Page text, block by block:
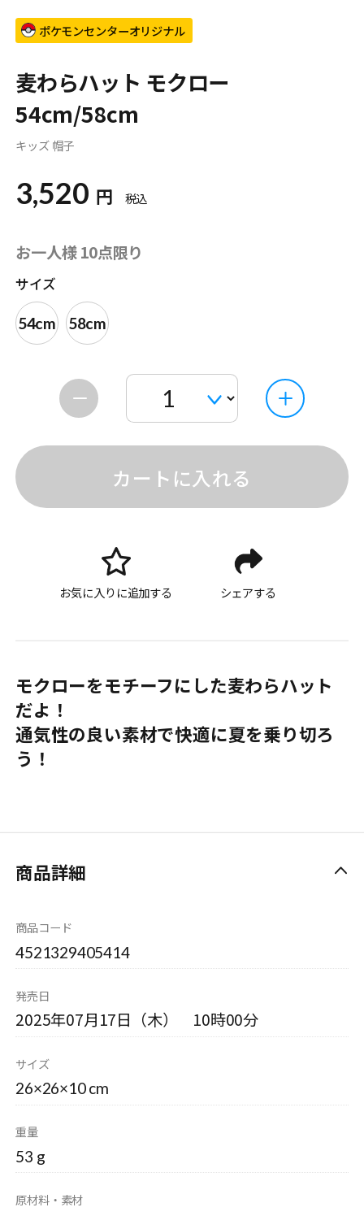
ポケモンセンターオリジナル
麦わらハット モクロー
54cm/58cm
キッズ 帽子
3,520 円 税込
お一人様 10点限り
サイズ
54cm 58cm
カートに入れる
お気に入りに追加する シェアする
モクローをモチーフにした麦わらハット
だよ！
通気性の良い素材で快適に夏を乗り切ろ
う！
商品詳細
商品コード
4521329405414
発売日
2025年07月17日（木） 10時00分
サイズ
26×26×10 cm
重量
53 g
原材料・素材